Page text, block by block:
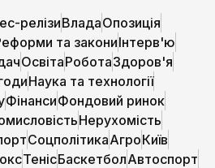
релізиВладаОпозиція
та закониІнтерв'ю
ОсвітаРоботаЗдоров'я
Наука та технології
ФінансиФондовий ринок
Нерухомість
СоцполітикаАгроКиїв
ТенісБаскетболАвтоспорт